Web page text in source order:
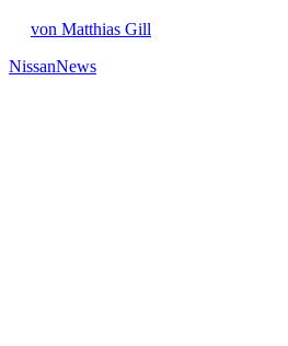
von Matthias Gill
NissanNews